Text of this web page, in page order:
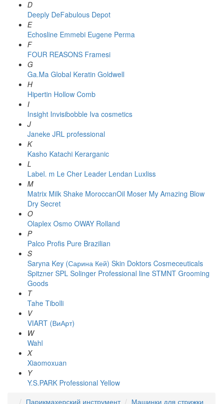
D
Deeply DeFabulous Depot
E
Echosline Emmebi Eugene Perma
F
FOUR REASONS Framesi
G
Ga.Ma Global Keratin Goldwell
H
Hipertin Hollow Comb
I
Insight Invisibobble Iva cosmetics
J
Janeke JRL professional
K
Kasho Katachi Kerarganic
L
Label. m Le Cher Leader Lendan Luxliss
M
Matrix Milk Shake MoroccanOil Moser My Amazing Blow
Dry Secret
O
Olaplex Osmo OWAY Rolland
P
Palco Profis Pure Brazilian
S
Saryna Key (Сарина Кей) Skin Doktors Cosmeceuticals
Spitzner SPL Solinger Professional line STMNT Grooming
Goods
T
Tahe Tibolli
V
VIART (ВиАрт)
W
Wahl
X
Xiaomoxuan
Y
Y.S.PARK Professional Yellow
Парикмахерский инструмент
Машинки для стрижки